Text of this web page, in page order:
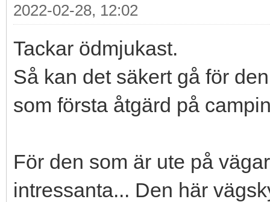
2022-02-28, 12:02
Tackar ödmjukast.
Så kan det säkert gå för
som första åtgärd på
För den som är ute på
intressanta... Den här